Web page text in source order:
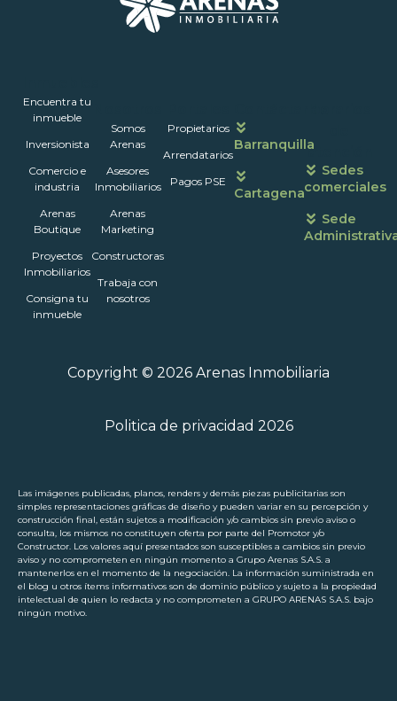
Encuentra tu
inmueble
Inversionista
Comercio e
industria
Arenas
Boutique
Proyectos
Inmobiliarios
Consigna tu
inmueble
Somos
Arenas
Asesores
Inmobiliarios
Arenas
Marketing
Constructoras
Trabaja con
nosotros
Propietarios
Arrendatarios
Pagos PSE
Barranquilla
Cartagena
atención
Sedes
comerciales
Sede
Copyright © 2026 Arenas Inmobiliaria
Politica de privacidad 2026
Las imágenes publicadas, planos, renders y demás piezas publicitarias son
simples representaciones gráficas de diseño y pueden variar en su percepción y
construcción final, están sujetos a modificación y/o cambios sin previo aviso o
consulta, los mismos no constituyen oferta por parte del Promotor y/o
Constructor. Los valores aquí presentados son susceptibles a cambios sin previo
aviso y no comprometen en ningún momento a Grupo Arenas S.A.S. a
mantenerlos en el momento de la negociación. La información suministrada en
el blog u otros ítems informativos son de dominio público y sujeto a la propiedad
intelectual de quien lo redacta y no comprometen a GRUPO ARENAS S.A.S. bajo
ningún motivo.